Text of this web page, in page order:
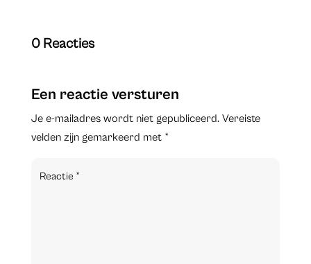
0 Reacties
Een reactie versturen
Je e-mailadres wordt niet gepubliceerd. Vereiste
velden zijn gemarkeerd met *